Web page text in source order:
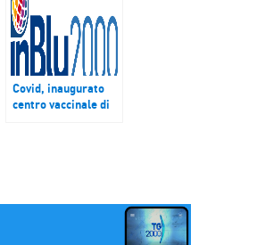
Covid, inaugurato
centro vaccinale di